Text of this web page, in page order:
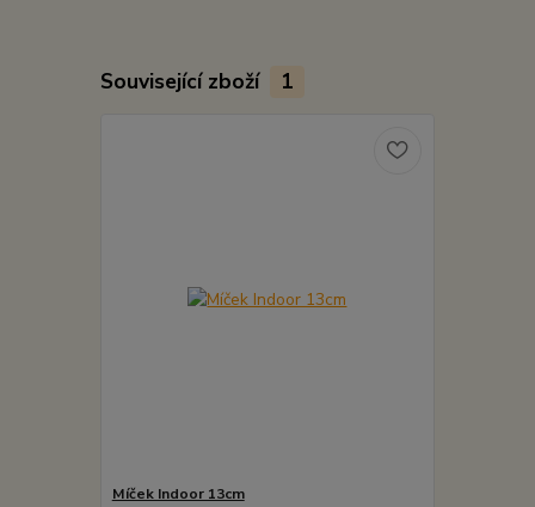
Související zboží 1
Míček Indoor 13cm